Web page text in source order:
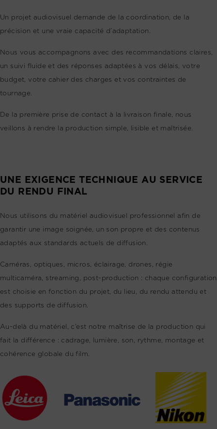
Un projet audiovisuel demande de la coordination, de la
précision et une vraie capacité d’adaptation.
Nous vous accompagnons avec des recommandations claires,
un suivi fluide et des réponses adaptées à vos délais, votre
budget, votre cahier des charges et vos contraintes de
tournage.
De la première prise de contact à la livraison finale, nous
veillons à rendre la production simple, lisible et maîtrisée.
UNE EXIGENCE TECHNIQUE AU SERVICE
DU RENDU FINAL
Nous utilisons du matériel audiovisuel professionnel afin de
garantir une image soignée, un son propre et des contenus
adaptés aux standards actuels de diffusion.
Caméras, optiques, micros, éclairage, drones, régie
multicaméra, streaming, post-production : chaque configuration
est choisie en fonction du projet, du lieu, du rendu attendu et
des supports de diffusion.
Au-delà du matériel, c’est notre maîtrise de la production qui
fait la différence : cadrage, lumière, son, rythme, montage et
cohérence globale du film.